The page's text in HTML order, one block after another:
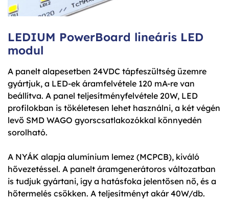
LEDIUM PowerBoard lineáris LED
modul
A panelt alapesetben 24VDC tápfeszültség üzemre
gyártjuk, a LED-ek áramfelvétele 120 mA-re van
beállítva. A panel teljesítményfelvétele 20W, LED
profilokban is tökéletesen lehet használni, a két végén
levő SMD WAGO gyorscsatlakozókkal könnyedén
sorolható.
A NYÁK alapja alumínium lemez (MCPCB), kiváló
hővezetéssel. A panelt áramgenerátoros változatban
is tudjuk gyártani, így a hatásfoka jelentősen nő, és a
hőtermelés csökken. A teljesítményt akár 40W/db.